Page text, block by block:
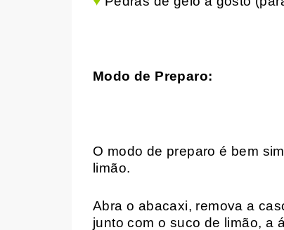
Modo de Preparo:
O modo de preparo é bem
limão.
Abra o abacaxi, remova a
junto com o suco de limão, a